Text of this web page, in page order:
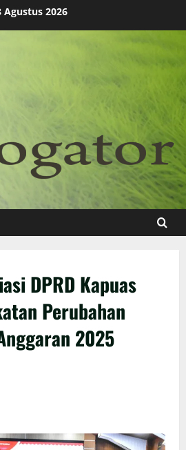
Agustus 2026
DPRD Kapuas
Perubahan
2025